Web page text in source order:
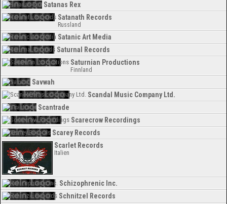
Satanas Rex
Satanath Records
Russland
Satanic Art Media
Saturnal Records
Saturnian Productions
Finnland
Savwah
Scandal Music Company Ltd.
Scantrade
Scarecrow Recordings
Scarey Records
Scarlet Records
Italien
Schizophrenic Inc.
Schnitzel Records